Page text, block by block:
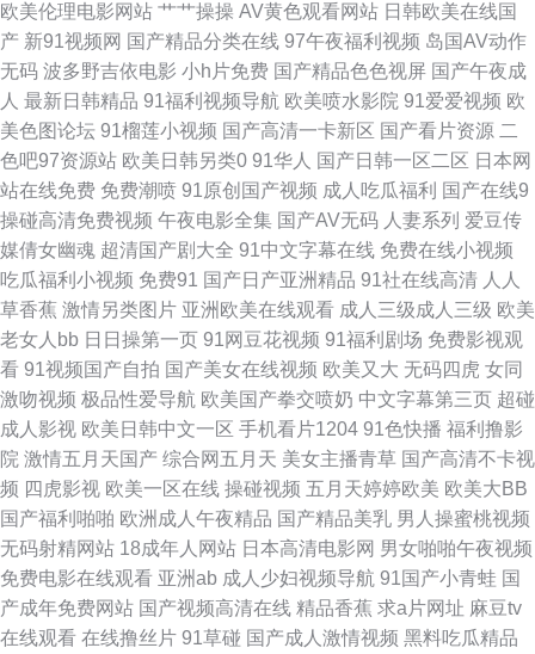
性爱动图 91免费在线观看高清 国产情侣自拍在线92 日韩成人国产精品 黄色
91看片 91大神琪琪 老湿机欧美视频 狠狠干久久日 91真人在线实操 九一精
品视频在线观看 色毛九九 91cn在线视频 91探花一区在线 国产一级无毛不卡
五月丁香福利视频导航 91色导 福利网址 欧美日韩国产a视频 亚洲色第一页
91免费起飞18 国产α自怕 蜜臀AV福利 无码精品天堂福利区 97超碰自拍 九色
導航 午夜剧场尤物性爱 91人妻福利在线 成人午夜无码福利视频 久久午夜网
欧美 亚州人人色 91乱子伦国内乱子伦 久久欧美午夜网站 亚洲成人综合小说
网 91无码黑丝视频 国产高潮精品久久 日本阿V电影在线观看 综合色图区 91
午夜视频 国产盗摄资源网 四虎国产精品一区 91三级视频 丁香花社区在线资
源 男女上床视频 五月天色色AV 91猫先生在线 超碰碰在线91 久久午夜精品
影音先锋日本a片 91在线免费视频观看 精品久久九 五月花性网 91免费福利
欧美伦理电影网站 艹艹操操 AV黄色观看网站 日韩欧美在线国
产 新91视频网 国产精品分类在线 97午夜福利视频 岛国AV动作
无码 波多野吉依电影 小h片免费 国产精品色色视屏 国产午夜成
人 最新日韩精品 91福利视频导航 欧美喷水影院 91爱爱视频 欧
美色图论坛 91榴莲小视频 国产高清一卡新区 国产看片资源 二
色吧97资源站 欧美日韩另类0 91华人 国产日韩一区二区 日本网
站在线免费 免费潮喷 91原创国产视频 成人吃瓜福利 国产在线9
操碰高清免费视频 午夜电影全集 国产AV无码 人妻系列 爱豆传
媒倩女幽魂 超清国产剧大全 91中文字幕在线 免费在线小视频
吃瓜福利小视频 免费91 国产日产亚洲精品 91社在线高清 人人
草香蕉 激情另类图片 亚洲欧美在线观看 成人三级成人三级 欧美
老女人bb 日日操第一页 91网豆花视频 91福利剧场 免费影视观
看 91视频国产自拍 国产美女在线视频 欧美又大 无码四虎 女同
激吻视频 极品性爱导航 欧美国产拳交喷奶 中文字幕第三页 超碰
成人影视 欧美日韩中文一区 手机看片1204 91色快播 福利撸影
院 激情五月天国产 综合网五月天 美女主播青草 国产高清不卡视
频 四虎影视 欧美一区在线 操碰视频 五月天婷婷欧美 欧美大BB
国产福利啪啪 欧洲成人午夜精品 国产精品美乳 男人操蜜桃视频
无码射精网站 18成年人网站 日本高清电影网 男女啪啪午夜视频
免费电影在线观看 亚洲ab 成人少妇视频导航 91国产小青蛙 国
产成年免费网站 国产视频高清在线 精品香蕉 求a片网址 麻豆tv
在线观看 在线撸丝片 91草碰 国产成人激情视频 黑料吃瓜精品